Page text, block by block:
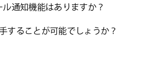
ル通知機能はありますか？
することが可能でしょうか？